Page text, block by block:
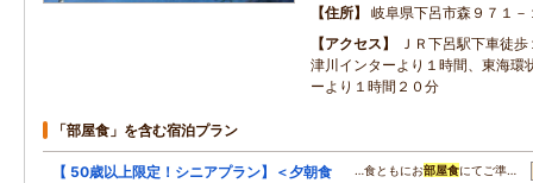
住所
岐阜県下呂市森９７１－
アクセス
ＪＲ下呂駅下車徒
津川インターより１時間、東海環
ーより１時間２０分
「部屋食」を含む宿泊プラン
【 50歳以上限定！シニアプラン】＜夕朝食
…食ともにお部屋食にてご準…